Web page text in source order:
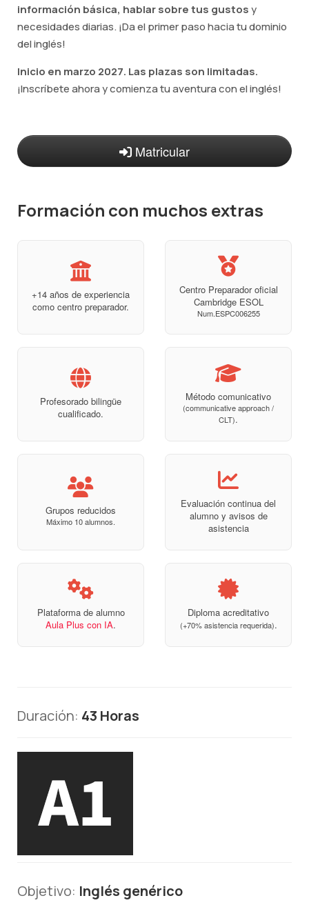
información básica, hablar sobre tus gustosy
necesidades diarias. ¡Da el primer paso hacia tu dominio
del inglés!
Inicio en marzo 2027. Las plazas son limitadas.
¡Inscríbete ahora y comienza tu aventura con el inglés!
Matricular
Formación con muchos extras
+14 años de experiencia
como centro preparador.
Centro Preparador oficial
Cambridge ESOL
Num.ESPC006255
Profesorado bilingüe
cualificado.
Método comunicativo
(communicative approach /
CLT).
Grupos reducidos
Máximo 10 alumnos.
Evaluación continua del
alumno y avisos de
asistencia
Plataforma de alumno
Aula Plus con IA.
Diploma acreditativo
(+70% asistencia requerida).
Duración: 43 Horas
Objetivo: Inglés genérico